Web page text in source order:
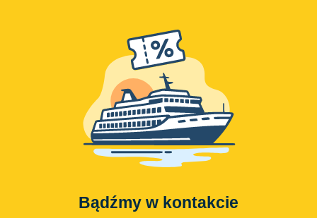
Bądźmy w kontakcie